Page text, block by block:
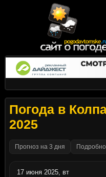
Погода в
2025
Прогноз на 3 дня
17 июня 2025, вт